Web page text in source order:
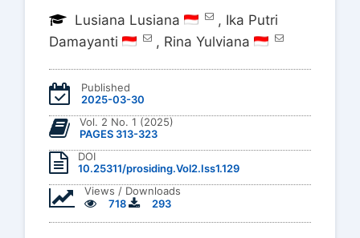
Lusiana Lusiana , Ika Putri
Damayanti
, Rina Yulviana
Published
2025-03-30
Vol. 2 No. 1 (2025)
PAGES 313-323
DOI
10.25311/prosiding.Vol2.Iss1.129
Views / Downloads
718
293